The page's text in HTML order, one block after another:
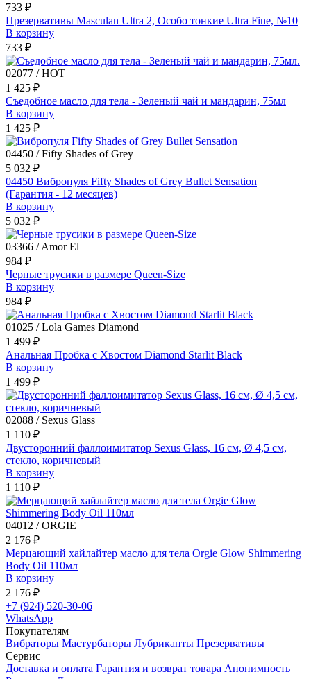
733 ₽
Презервативы Masculan Ultra 2, Особо тонкие Ultra Fine, №10
В корзину
733 ₽
02077 / HOT
1 425 ₽
Съедобное масло для тела - Зеленый чай и мандарин, 75мл
В корзину
1 425 ₽
04450 / Fifty Shades of Grey
5 032 ₽
04450 Вибропуля Fifty Shades of Grey Bullet Sensation
(Гарантия - 12 месяцев)
В корзину
5 032 ₽
03366 / Amor El
984 ₽
Черные трусики в размере Queen-Size
В корзину
984 ₽
01025 / Lola Games Diamond
1 499 ₽
Анальная Пробка с Хвостом Diamond Starlit Black
В корзину
1 499 ₽
02088 / Sexus Glass
1 110 ₽
Двусторонний фаллоимитатор Sexus Glass, 16 см, Ø 4,5 см,
стекло, коричневый
В корзину
1 110 ₽
04012 / ORGIE
2 176 ₽
Мерцающий хайлайтер масло для тела Orgie Glow Shimmering
Body Oil 110мл
В корзину
2 176 ₽
+7 (924) 520-30-06
WhatsApp
Покупателям
Вибраторы Мастурбаторы Лубриканты Презервативы
Сервис
Доставка и оплата Гарантия и возврат товара Анонимность